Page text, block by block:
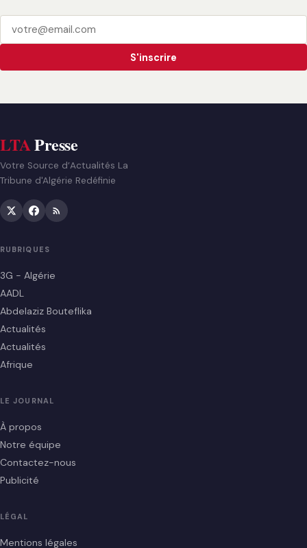
S'inscrire
LTAPresse
Votre Source d’Actualités La
Tribune d'Algérie Redéfinie
RUBRIQUES
3G - Algérie
AADL
Abdelaziz Bouteflika
Actualités
Actualités
Afrique
LE JOURNAL
À propos
Notre équipe
Contactez-nous
Publicité
LÉGAL
Mentions légales